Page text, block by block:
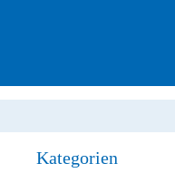
Kategorien